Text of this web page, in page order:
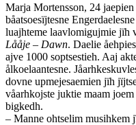
Marja Mortensson, 24
båatsoesïjtesne
luajhteme laavlomigujmie jïh
Lååje – Dawn. Daelie
ajve 1000 soptsestieh. Aaj
ålkoelaantesne.
dovne upmejesaemien jïh
våarhkojste juktie maam
bigkedh.
– Manne ohtselim musihkem